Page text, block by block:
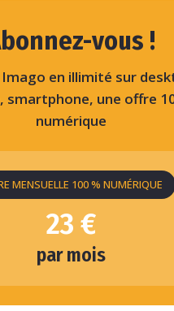
vous !
en illimité sur
une offre
numérique
MENSUELLE 100 % NUMÉRIQUE
23 €
par mois